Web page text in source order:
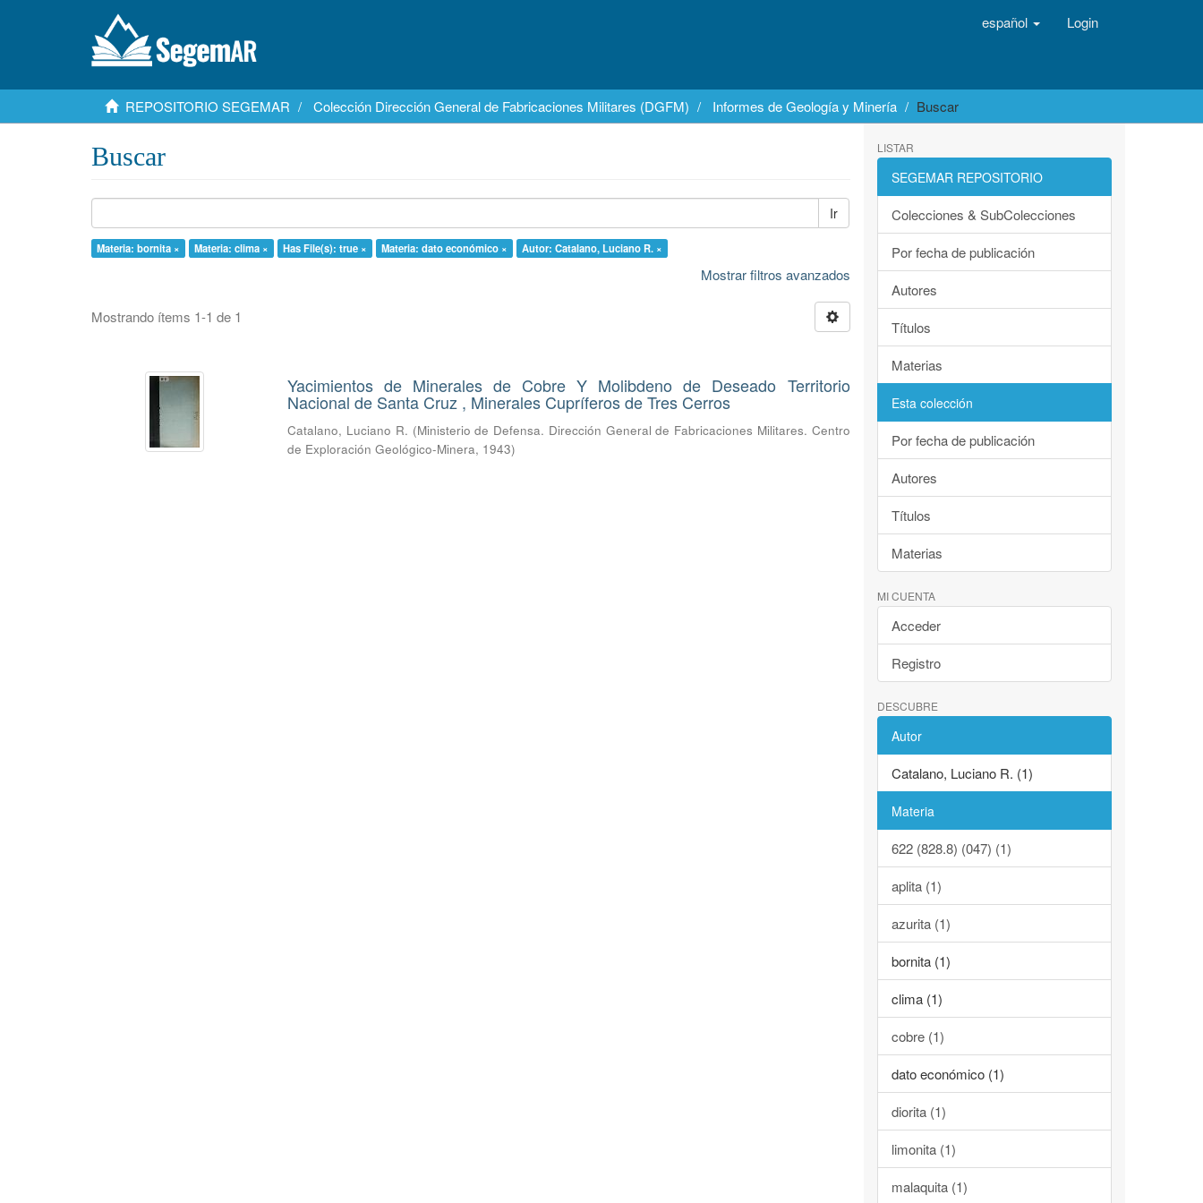
español Login
REPOSITORIO SEGEMAR Colección Dirección General de Fabricaciones Militares (DGFM) Informes de Geología y Minería Buscar
Buscar
Ir
Materia: bornita × Materia: clima × Has File(s): true × Materia: dato económico × Autor: Catalano, Luciano R. ×
Mostrar filtros avanzados
Mostrando ítems 1-1 de 1
Yacimientos de Minerales de Cobre Y Molibdeno de Deseado Territorio
Nacional de Santa Cruz , Minerales Cupríferos de Tres Cerros
Catalano, Luciano R. (Ministerio de Defensa. Dirección General de Fabricaciones Militares. Centro
de Exploración Geológico-Minera, 1943)
LISTAR
SEGEMAR REPOSITORIO
Colecciones & SubColecciones
Por fecha de publicación
Autores
Títulos
Materias
Esta colección
Por fecha de publicación
Autores
Títulos
Materias
MI CUENTA
Acceder
Registro
DESCUBRE
Autor
Catalano, Luciano R. (1)
Materia
622 (828.8) (047) (1)
aplita (1)
azurita (1)
bornita (1)
clima (1)
cobre (1)
dato económico (1)
diorita (1)
limonita (1)
malaquita (1)